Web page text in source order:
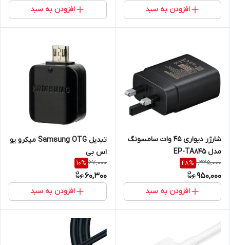
افزودن به سبد افزودن به سبد
شارژر دیواری 45 وات سامسونگ
مدل EP-TA845
1,325,000
28%
950,000
افزودن به سبد
تبدیل Samsung OTG میکرو یو
اس بی
67,000
10%
60,300
افزودن به سبد